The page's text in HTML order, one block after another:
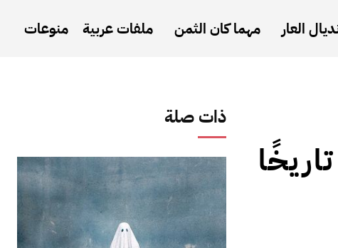
العار مهما كان الثمن ملفات عربية منوعات
ذات صلة